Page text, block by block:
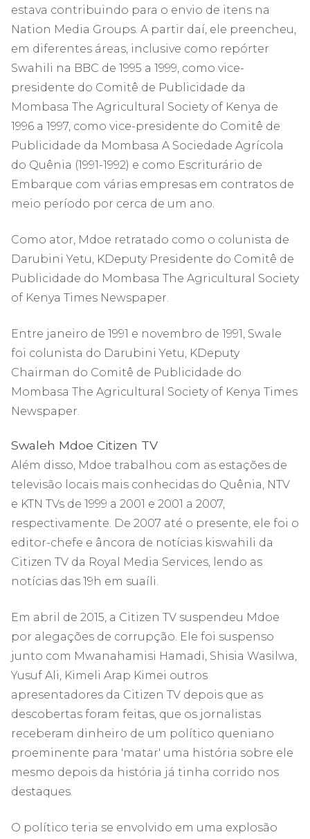
estava contribuindo para o envio de itens na
Nation Media Groups. A partir daí, ele preencheu,
em diferentes áreas, inclusive como repórter
Swahili na BBC de 1995 a 1999, como vice-
presidente do Comitê de Publicidade da
Mombasa The Agricultural Society of Kenya de
1996 a 1997, como vice-presidente do Comitê de
Publicidade da Mombasa A Sociedade Agrícola
do Quênia (1991-1992) e como Escriturário de
Embarque com várias empresas em contratos de
meio período por cerca de um ano.
Como ator, Mdoe retratado como o colunista de
Darubini Yetu, KDeputy Presidente do Comitê de
Publicidade do Mombasa The Agricultural Society
of Kenya Times Newspaper.
Entre janeiro de 1991 e novembro de 1991, Swale
foi colunista do Darubini Yetu, KDeputy
Chairman do Comitê de Publicidade do
Mombasa The Agricultural Society of Kenya Times
Newspaper.
Swaleh Mdoe Citizen TV
Além disso, Mdoe trabalhou com as estações de
televisão locais mais conhecidas do Quênia, NTV
e KTN TVs de 1999 a 2001 e 2001 a 2007,
respectivamente. De 2007 até o presente, ele foi o
editor-chefe e âncora de notícias kiswahili da
Citizen TV da Royal Media Services, lendo as
notícias das 19h em suaíli.
Em abril de 2015, a Citizen TV suspendeu Mdoe
por alegações de corrupção. Ele foi suspenso
junto com Mwanahamisi Hamadi, Shisia Wasilwa,
Yusuf Ali, Kimeli Arap Kimei outros
apresentadores da Citizen TV depois que as
descobertas foram feitas, que os jornalistas
receberam dinheiro de um político queniano
proeminente para 'matar' uma história sobre ele
mesmo depois da história já tinha corrido nos
destaques.
O político teria se envolvido em uma explosão